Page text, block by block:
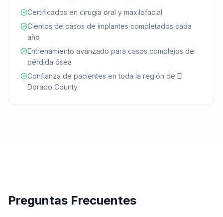
Certificados en cirugía oral y maxilofacial
Cientos de casos de implantes completados cada
año
Entrenamiento avanzado para casos complejos de
pérdida ósea
Confianza de pacientes en toda la región de El
Dorado County
Preguntas Frecuentes